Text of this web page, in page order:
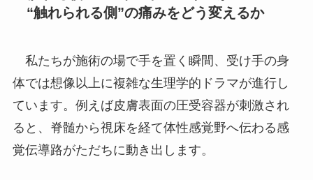
“触れられる側”の痛みをどう変えるか
私たちが施術の場で手を置く瞬間、受け手の身
体では想像以上に複雑な生理学的ドラマが進行し
ています。例えば皮膚表面の圧受容器が刺激され
ると、脊髄から視床を経て体性感覚野へ伝わる感
覚伝導路がただちに動き出します。